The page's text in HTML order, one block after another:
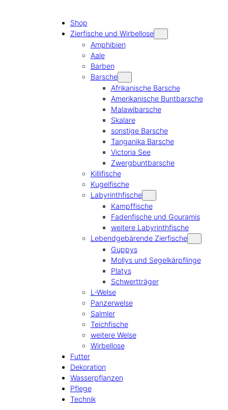
Shop
Zierfische und Wirbellose
Amphibien
Aale
Barben
Barsche
Afrikanische Barsche
Amerikanische Buntbarsche
Malawibarsche
Skalare
sonstige Barsche
Tanganika Barsche
Victoria See
Zwergbuntbarsche
Killifische
Kugelfische
Labyrinthfische
Kampffische
Fadenfische und Gouramis
weitere Labyrinthfische
Lebendgebärende Zierfische
Guppys
Mollys und Segelkärpflinge
Platys
Schwertträger
L-Welse
Panzerwelse
Salmler
Teichfische
weitere Welse
Wirbellose
Futter
Dekoration
Wasserpflanzen
Pflege
Technik